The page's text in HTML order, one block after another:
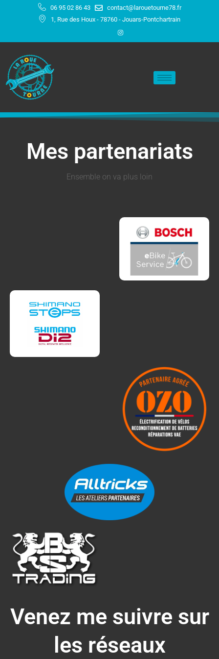
06 95 02 86 43
contact@larouetourne78.fr
1, Rue des Houx - 78760 - Jouars-Pontchartrain
Mes partenariats
Ensemble on va plus loin
Venez me suivre sur
les réseaux